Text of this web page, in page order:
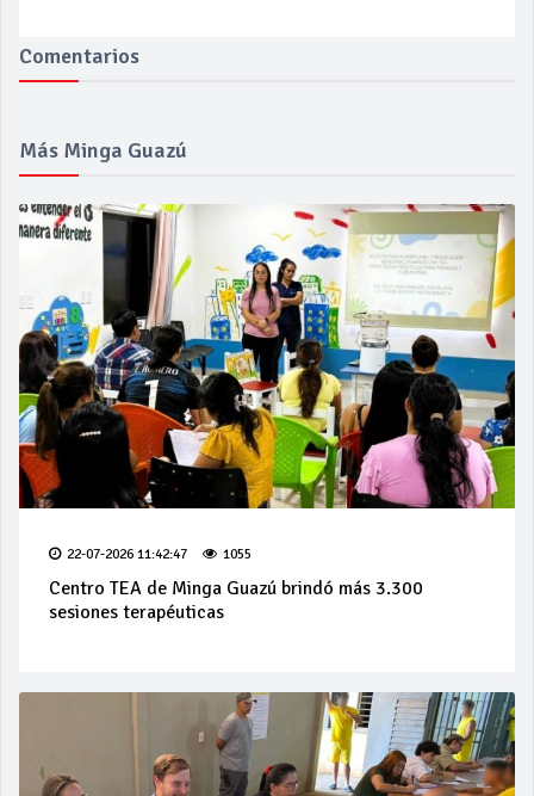
Comentarios
Más Minga Guazú
22-07-2026 11:42:47 1055
Centro TEA de Minga Guazú brindó más 3.300
sesiones terapéuticas